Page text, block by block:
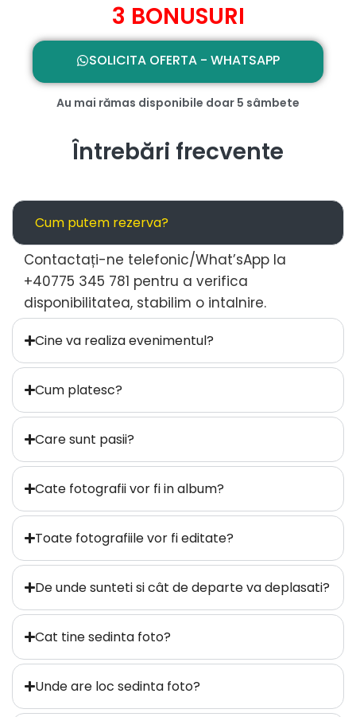
3 BONUSURI
SOLICITA OFERTA - WHATSAPP
Au mai rămas disponibile doar 5 sâmbete
Întrebări frecvente
Cum putem rezerva?
Contactați-ne telefonic/What’sApp la
+40775 345 781 pentru a verifica
disponibilitatea, stabilim o intalnire.
Cine va realiza evenimentul?
Cum platesc?
Care sunt pasii?
Cate fotografii vor fi in album?
Toate fotografiile vor fi editate?
De unde sunteti si cât de departe va deplasati?
Cat tine sedinta foto?
Unde are loc sedinta foto?